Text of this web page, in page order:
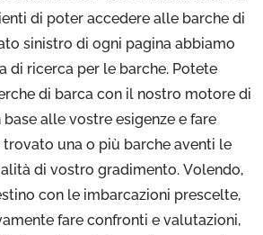
di poter accedere alle barche di
sinistro di ogni pagina abbiamo
di ricerca per le barche. Potete
di barca con il nostro motore di
alle vostre esigenze e fare
una o più barche aventi le
di vostro gradimento. Volendo,
con le imbarcazioni prescelte,
fare confronti e valutazioni,